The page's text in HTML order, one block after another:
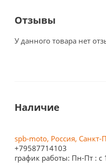
Отзывы
У данного товара нет
Наличие
spb-moto, Россия, Санкт-
+79587714103
график работы: Пн-Пт : с